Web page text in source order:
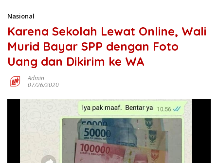
Nasional
Karena Sekolah Lewat Online, Wali
Murid Bayar SPP dengan Foto
Uang dan Dikirim ke WA
Admin
07/26/2020